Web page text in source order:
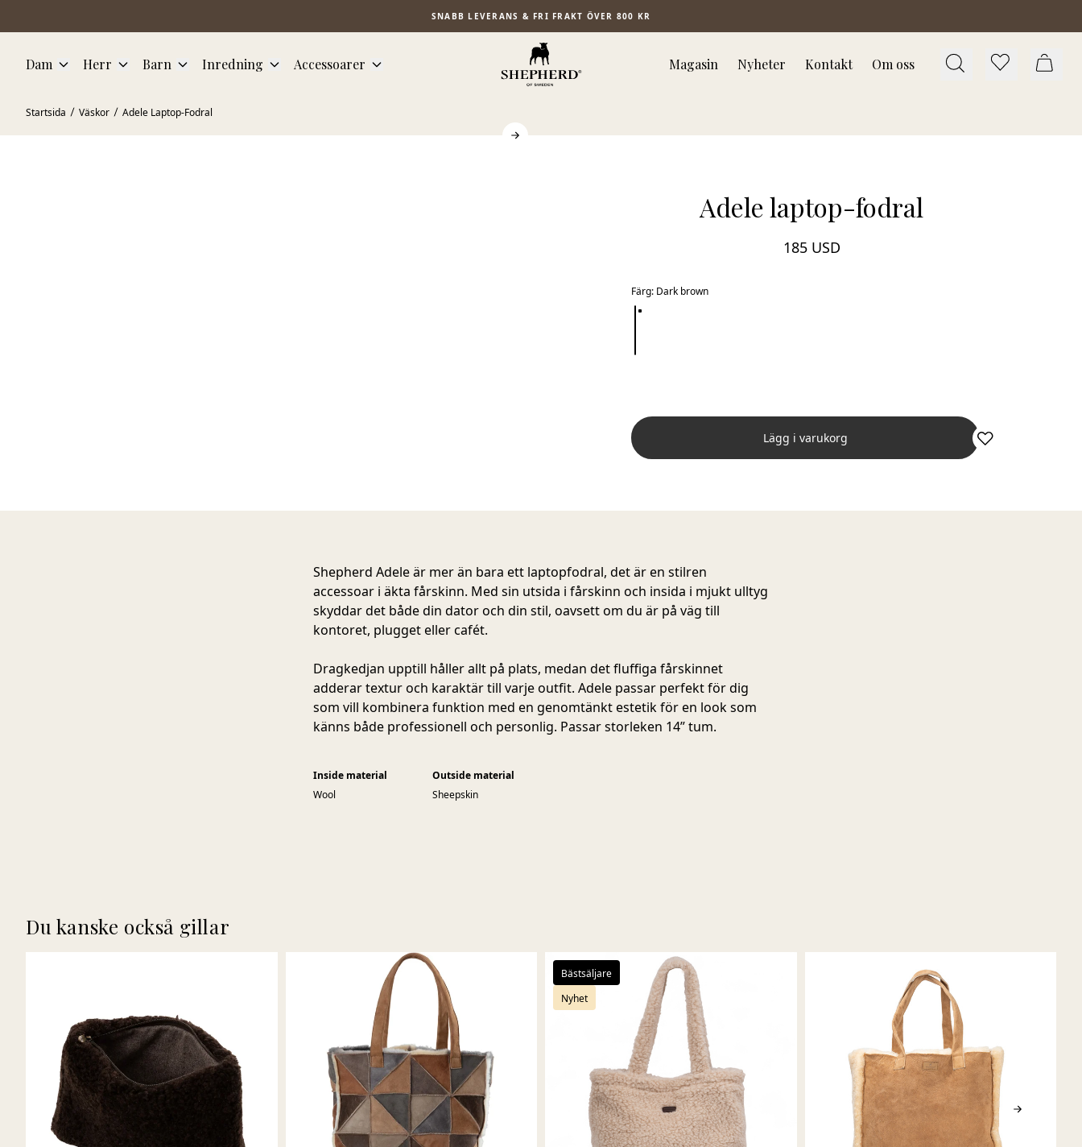
SNABB LEVERANS & FRI FRAKT ÖVER 800 KR
Dam Herr Barn Inredning Accessoarer Magasin Nyheter Kontakt Om oss
Startsida Väskor Adele Laptop-Fodral
Adele laptop-fodral
185 USD
Färg: Dark brown
Lägg i varukorg
Shepherd Adeleär mer än bara ett laptopfodral, det är en stilren
accessoar i äkta fårskinn. Med sin utsida i fårskinn och insida i mjukt ulltyg
skyddar det både din dator och din stil, oavsett om du är på väg till
kontoret, plugget eller cafét.
Dragkedjan upptill håller allt på plats, medan det fluffiga fårskinnet
adderar textur och karaktär till varje outfit. Adele passar perfekt för dig
som vill kombinera funktion med en genomtänkt estetik för en look som
känns både professionell och personlig. Passar storleken 14” tum.
Inside material
Wool
Outside material
Sheepskin
Du kanske också gillar
Bästsäljare
Nyhet